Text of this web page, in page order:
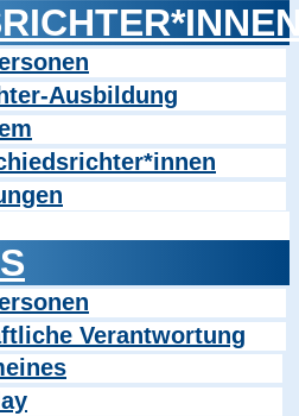
Ausbildung
Verantwortung